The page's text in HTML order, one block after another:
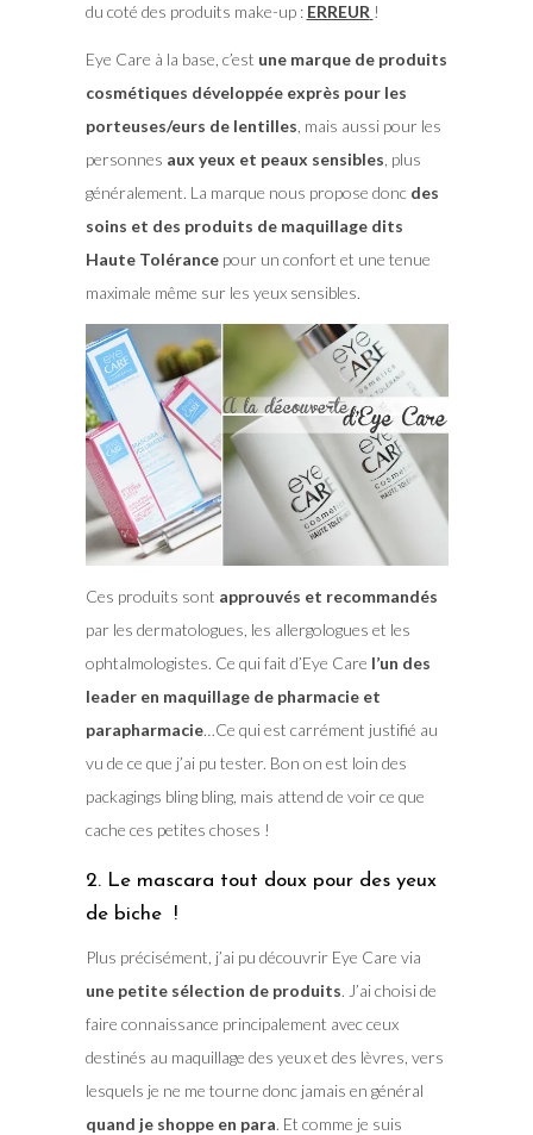
du coté des produits make-up : ERREUR !
Eye Care à la base, c’est une marque de produits
cosmétiques développée exprès pour les
porteuses/eurs de lentilles , mais aussi pour les
personnes aux yeux et peaux sensibles , plus
généralement. La marque nous propose donc des
soins et des produits de maquillage dits
Haute Tolérancepour un confort et une tenue
maximale même sur les yeux sensibles.
Ces produits sont approuvés et recommandés
par les dermatologues, les allergologues et les
ophtalmologistes. Ce qui fait d’Eye Care l’un des
leader en maquillage de pharmacie et
parapharmacie…Ce qui est carrément justifié au
vu de ce que j’ai pu tester. Bon on est loin des
packagings bling bling, mais attend de voir ce que
cache ces petites choses !
2. Le mascara tout doux pour des yeux
de biche !
Plus précisément, j’ai pu découvrir Eye Care via
une petite sélection de produits. J’ai choisi de
faire connaissance principalement avec ceux
destinés au maquillage des yeux et des lèvres, vers
lesquels je ne me tourne donc jamais en général
quand je shoppe en para. Et comme je suis